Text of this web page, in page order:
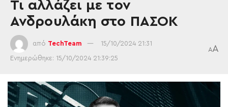
Τι αλλάζει με τον
Ανδρουλάκη στο ΠΑΣΟΚ
από TechTeam 15/10/2024 21:31
Ενημερώθηκε: 15/10/2024 21:39:25
AA